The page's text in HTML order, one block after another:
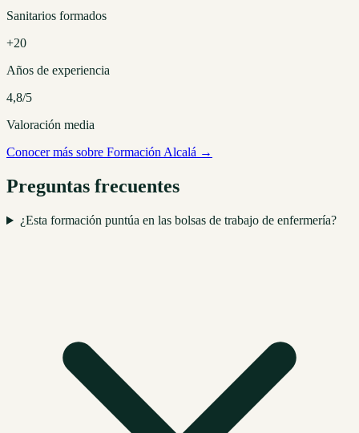
Sanitarios formados
+20
Años de experiencia
4,8/5
Valoración media
Conocer más sobre Formación Alcalá →
Preguntas frecuentes
¿Esta formación puntúa en las bolsas de trabajo de enfermería?